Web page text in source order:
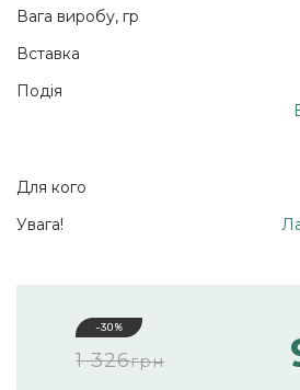
Вага виробу, гр
Вставка
Подія
Для кого
Увага!
-30%
1 326грн